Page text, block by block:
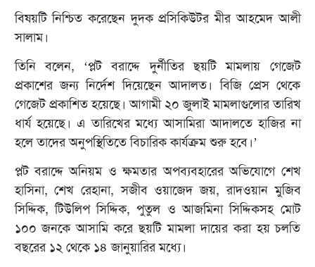
বিষয়টি নিশ্চিত করেছেন দুদক প্রসিকিউটর মীর আহমেদ আলী
সালাম।
তিনি বলেন, ‘প্লট বরাদ্দে দুর্নীতির ছয়টি মামলায় গেজেট
প্রকাশের জন্য নির্দেশ দিয়েছেন আদালত। বিজি প্রেস থেকে
গেজেট প্রকাশিত হয়েছে। আগামী ২০ জুলাই মামলাগুলোর তারিখ
ধার্য হয়েছে। এ তারিখের মধ্যে আসামিরা আদালতে হাজির না
হলে তাদের অনুপস্থিতিতে বিচারিক কার্যক্রম শুরু হবে।’
প্লট বরাদ্দে অনিয়ম ও ক্ষমতার অপব্যবহারের অভিযোগে শেখ
হাসিনা, শেখ রেহানা, সজীব ওয়াজেদ জয়, রাদওয়ান মুজিব
সিদ্দিক, টিউলিপ সিদ্দিক, পুতুল ও আজমিনা সিদ্দিকসহ মোট
১০০ জনকে আসামি করে ছয়টি মামলা দায়ের করা হয় চলতি
বছরের ১২ থেকে ১৪ জানুয়ারির মধ্যে।